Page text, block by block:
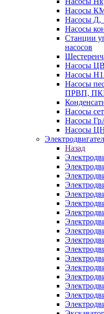
Насосы
Насосы Д,
Насосы
Станции
насосов
Насосы
Насосы
Насосы
ПРВП,
Насосы
Насосы
Насосы
Назад